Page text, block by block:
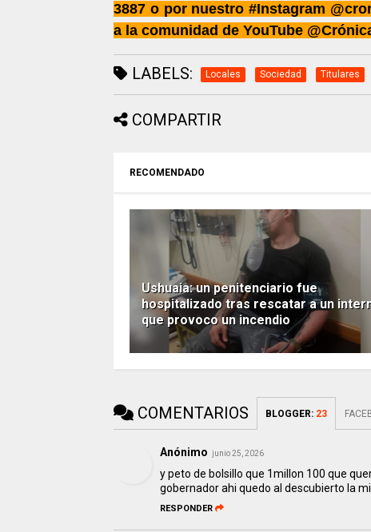
3887 o por nuestro #Instagram
a la comunidad de YouTube
LABELS: Locales Sociedad Titulares
COMPARTIR
RECOMENDADO
Ushuaia: un penitenciario fue
hospitalizado tras rescatar a un
que provoco un incendio
COMENTARIOS BLOGGER: 23
Anónimo junio 25, 2026
y peto de bolsillo que 1millon 100 que
gobernador ahi quedo al descubierto la
RESPONDER